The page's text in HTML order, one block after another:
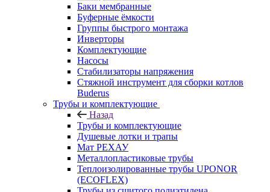
Баки мембранные
Буферные ёмкости
Группы быстрого монтажа
Инверторы
Комплектующие
Насосы
Стабилизаторы напряжения
Стяжной инструмент для сборки котлов
Buderus
Трубы и комплектующие
Назад
Трубы и комплектующие
Душевые лотки и трапы
Мат РЕХАУ
Металлопластиковые трубы
Теплоизолированные трубы UPONOR
(ECOFLEX)